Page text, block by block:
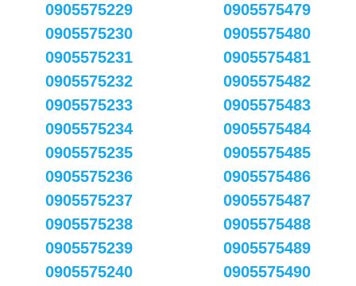
0905575229
0905575230
0905575231
0905575232
0905575233
0905575234
0905575235
0905575236
0905575237
0905575238
0905575239
0905575240
0905575479
0905575480
0905575481
0905575482
0905575483
0905575484
0905575485
0905575486
0905575487
0905575488
0905575489
0905575490